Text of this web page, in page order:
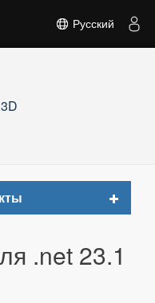
Русский
Toggle
.net 23.1